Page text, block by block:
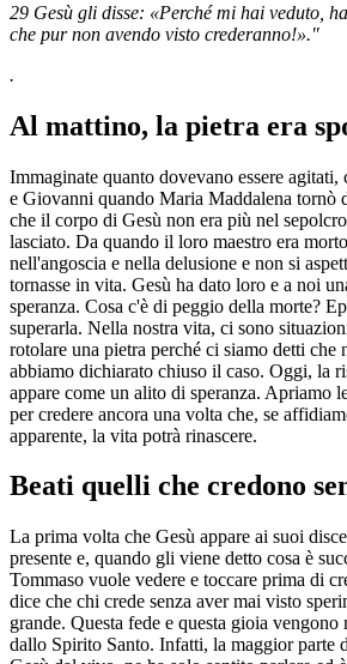
29 Gesù gli disse: «Perché mi hai veduto,
che pur non avendo visto crederanno!»."
.
Al mattino, la pietra era
Immaginate quanto dovevano essere
e Giovanni quando Maria Maddalena tornò
che il corpo di Gesù non era più nel
lasciato. Da quando il loro maestro era
nell'angoscia e nella delusione e non si
tornasse in vita. Gesù ha dato loro e a noi
speranza. Cosa c'è di peggio della morte?
superarla. Nella nostra vita, ci sono
rotolare una pietra perché ci siamo detti che
abbiamo dichiarato chiuso il caso. Oggi, la
appare come un alito di speranza. Apriamo
per credere ancora una volta che, se
apparente, la vita potrà rinascere.
Beati quelli che credono
La prima volta che Gesù appare ai suoi
presente e, quando gli viene detto cosa è
Tommaso vuole vedere e toccare prima di
dice che chi crede senza aver mai visto
grande. Questa fede e questa gioia vengono
dallo Spirito Santo. Infatti, la maggior parte